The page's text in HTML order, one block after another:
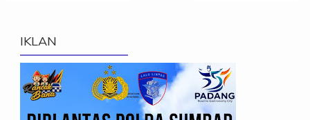
IKLAN